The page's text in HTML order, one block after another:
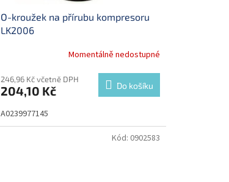
O-kroužek na přírubu kompresoru
LK2006
Momentálně nedostupné
246,96 Kč včetně DPH
204,10 Kč Do košíku
A0239977145
Kód: 0902583